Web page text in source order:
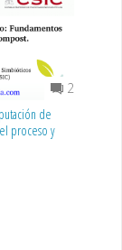
2
de
proceso y